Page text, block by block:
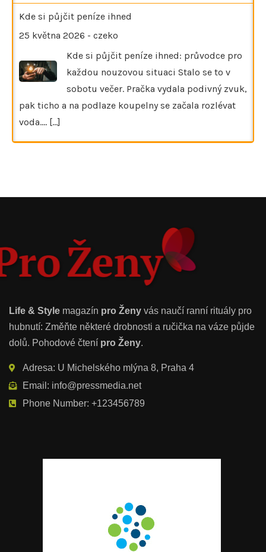
Kde si půjčit peníze ihned
25 května 2026 - czeko
Kde si půjčit peníze ihned: průvodce pro
každou nouzovou situaci Stalo se to v
sobotu večer. Pračka vydala podivný zvuk,
pak ticho a na podlaze koupelny se začala rozlévat
voda.… [...]
Life & Style magazín pro Ženy vás naučí ranní rituály pro
hubnutí: Změňte některé drobnosti a ručička na váze půjde
dolů. Pohodové čtení pro Ženy.
Adresa: U Michelského mlýna 8, Praha 4
Email: info@pressmedia.net
Phone Number: +123456789